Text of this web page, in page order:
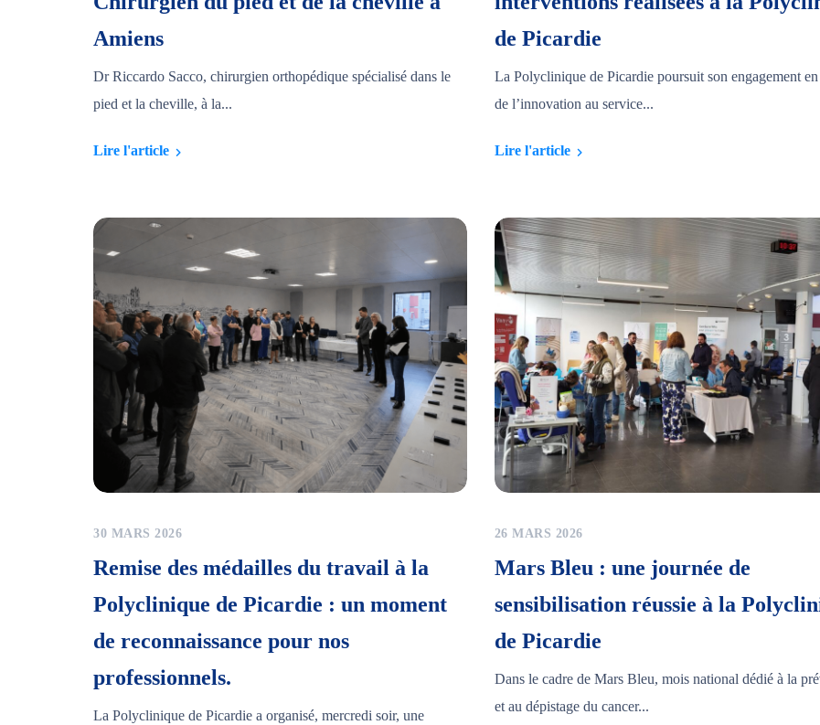
Amiens
Dr Riccardo Sacco, chirurgien orthopédique spécialisé dans le
pied et la cheville, à la...
Lire l'article
de Picardie
La Polyclinique de Picardie poursuit son engagement
de l’innovation au service...
Lire l'article
30 MARS 2026
Remise des médailles du travail à la
Polyclinique de Picardie : un moment
de reconnaissance pour nos
professionnels.
La Polyclinique de Picardie a organisé, mercredi soir, une
26 MARS 2026
Mars Bleu : une journée de
sensibilisation réussie à la
de Picardie
Dans le cadre de Mars Bleu, mois national dédié à la
et au dépistage du cancer...